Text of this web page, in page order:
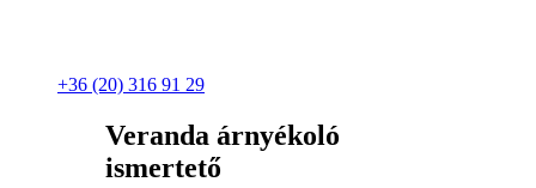
+36 (20) 316 91 29
Veranda árnyékoló
ismertető